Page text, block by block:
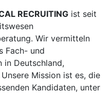
RECRUITING ist seit
Wir vermitteln
Fach- und
in Deutschland,
Mission ist es, die
Kandidaten, unter